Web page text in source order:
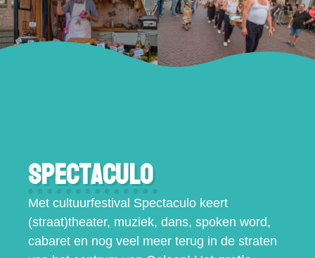
Spectaculo
Met cultuurfestival Spectaculo keert
(straat)theater, muziek, dans, spoken word,
cabaret en nog veel meer terug in de straten